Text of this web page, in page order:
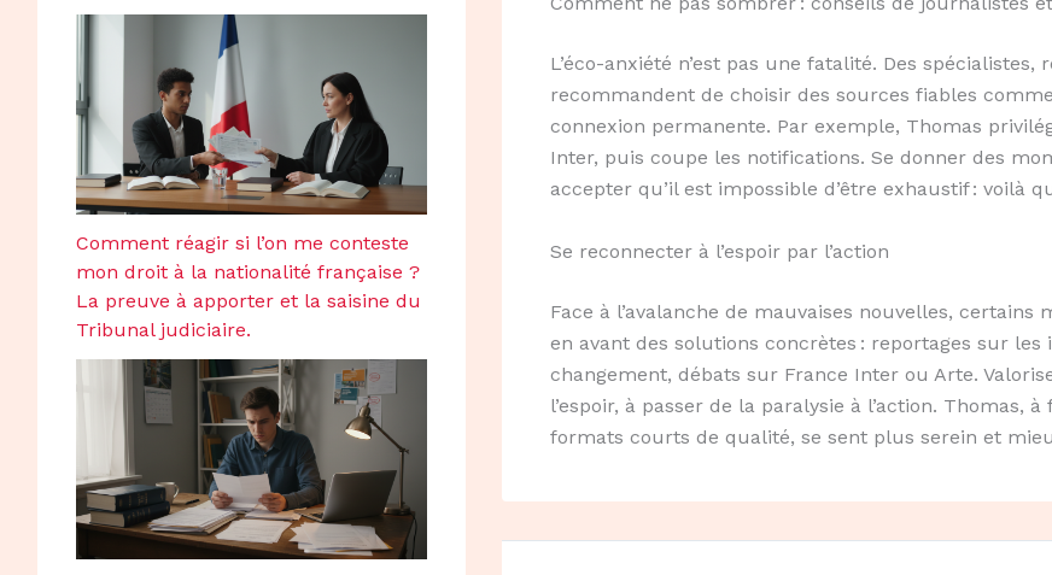
Comment réagir si l’on me conteste
mon droit à la nationalité française ?
La preuve à apporter et la saisine du
Tribunal judiciaire.
L’éco-anxiété n’est pas une fatalité. Des
recommandent de choisir des sources fiables
connexion permanente. Par exemple, Thomas
Inter, puis coupe les notifications. Se donner des
accepter qu’il est impossible d’être exhaustif : voilà
Se reconnecter à l’espoir par l’action
Face à l’avalanche de mauvaises nouvelles,
en avant des solutions concrètes : reportages sur
changement, débats sur France Inter ou Arte.
l’espoir, à passer de la paralysie à l’action.
formats courts de qualité, se sent plus serein et